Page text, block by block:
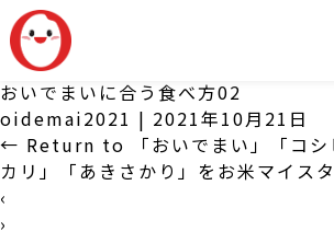
おいでまいに合う食べ方02
oidemai2021 | 2021年10月21日
← Return to 「おいでまい」「コシ
カリ」「あきさかり」をお米マイス
‹
›